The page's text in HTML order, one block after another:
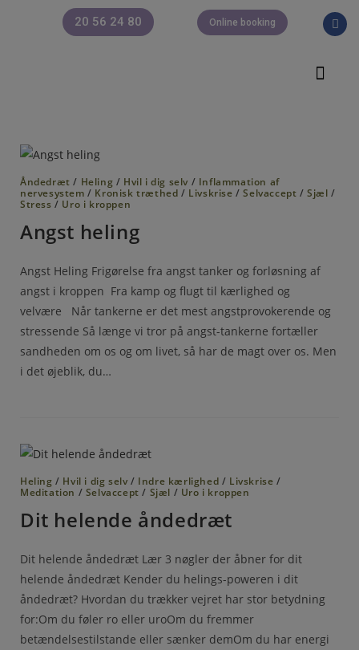
20 56 24 80 Online booking
Åndedræt / Heling / Hvil i dig selv / Inflammation af
nervesystem / Kronisk træthed / Livskrise /Selvaccept /Sjæl /
Stress / Uro i kroppen
Angst heling
Angst Heling Frigørelse fra angst tanker og forløsning af
angst i kroppen Fra kamp og flugt til kærlighed og
velvære Når tankerne er det mest angstprovokerende og
stressende Så længe vi tror på angst-tankerne fortæller
sandheden om os og om livet, så har de magt over os. Men
i det øjeblik, du…
Heling / Hvil i dig selv / Indre kærlighed / Livskrise /
Meditation / Selvaccept / Sjæl / Uro i kroppen
Dit helende åndedræt
Dit helende åndedræt Lær 3 nøgler der åbner for dit
helende åndedræt Kender du helings-poweren i dit
åndedræt? Hvordan du trækker vejret har stor betydning
for:Om du føler ro eller uroOm du fremmer
betændelsestilstande eller sænker demOm du har energi